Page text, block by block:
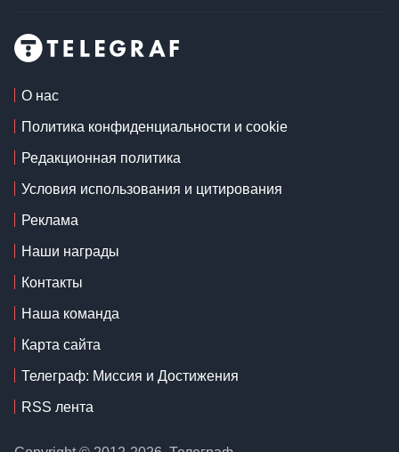
О нас
Политика конфиденциальности и cookie
Редакционная политика
Условия использования и цитирования
Реклама
Наши награды
Контакты
Наша команда
Карта сайта
Телеграф: Миссия и Достижения
RSS лента